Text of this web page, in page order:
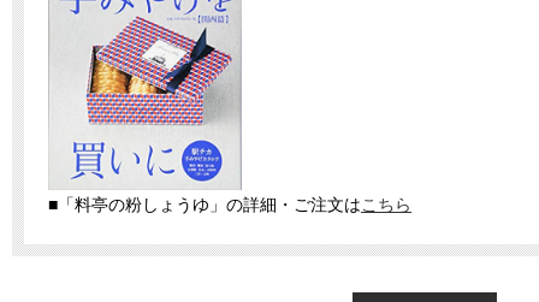
■「料亭の粉しょうゆ」の詳細・ご注文はこちら